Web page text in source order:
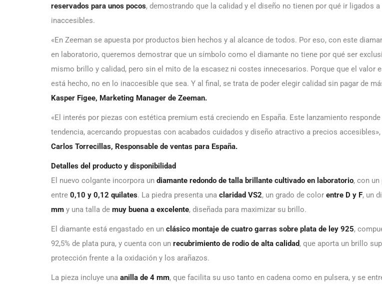
reservados para unos pocos, demostrando que la calidad y el diseño no tienen por qué ir ligados
inaccesibles.
«En Zeeman se apuesta por productos bien hechos y al alcance de todos. Por eso, con este
en laboratorio, queremos demostrar que un símbolo como el diamante no tiene por qué ser
mismo brillo y calidad, pero sin el mito de la escasez ni costes innecesarios. Porque que el valor
está hecho, no en lo inaccesible que sea. Y al final, se trata de poder elegir calidad sin pagar de
Kasper Figee, Marketing Manager de Zeeman.
«El interés por piezas con estética premium está creciendo en España. Este lanzamiento responde
tendencia, acercando propuestas con acabados cuidados y diseño atractivo a precios
Carlos Torrecillas, Responsable de ventas para España.
Detalles del producto y disponibilidad
El nuevo colgante incorpora un diamante redondo de talla brillante cultivado en laboratorio, con un
entre 0,10 y 0,12 quilates. La piedra presenta una claridad VS2, un grado de color entre D y F, un
mm y una talla de muy buena a excelente, diseñada para maximizar su brillo.
El diamante está engastado en un clásico montaje de cuatro garras sobre plata de ley 925,
92,5% de plata pura, y cuenta con un recubrimiento de rodio de alta calidad, que aporta un brillo
protección frente a la oxidación y los arañazos.
La pieza incluye una anilla de 4 mm, que facilita su uso tanto en cadena como en pulsera, y se